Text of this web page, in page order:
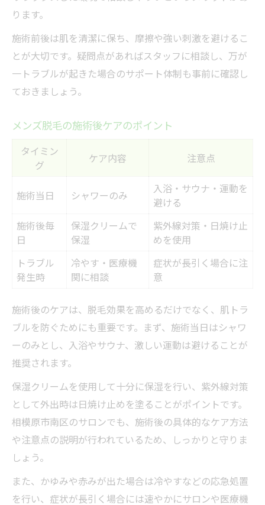
ります。
施術前後は肌を清潔に保ち、摩擦や強い刺激を避けるこ
とが大切です。疑問点があればスタッフに相談し、万が
一トラブルが起きた場合のサポート体制も事前に確認し
ておきましょう。
メンズ脱毛の施術後ケアのポイント
タイミン
グ
ケア内容 注意点
施術当日 シャワーのみ
入浴・サウナ・運動を
避ける
施術後毎
日
保湿クリームで
保湿
紫外線対策・日焼け止
めを使用
トラブル
発生時
冷やす・医療機
関に相談
症状が長引く場合に注
意
施術後のケアは、脱毛効果を高めるだけでなく、肌トラ
ブルを防ぐためにも重要です。まず、施術当日はシャワ
ーのみとし、入浴やサウナ、激しい運動は避けることが
推奨されます。
保湿クリームを使用して十分に保湿を行い、紫外線対策
として外出時は日焼け止めを塗ることがポイントです。
相模原市南区のサロンでも、施術後の具体的なケア方法
や注意点の説明が行われているため、しっかりと守りま
しょう。
また、かゆみや赤みが出た場合は冷やすなどの応急処置
を行い、症状が長引く場合には速やかにサロンや医療機